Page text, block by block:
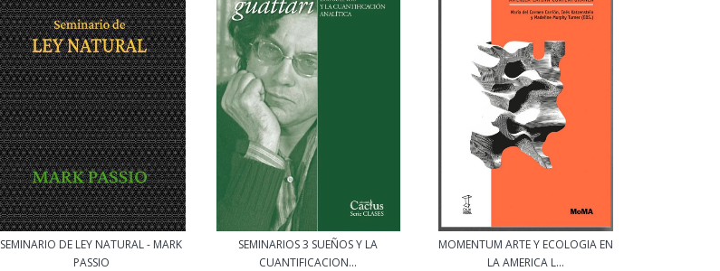
SEMINARIO DE LEY NATURAL - MARK
PASSIO
SEMINARIOS 3 SUEÑOS Y LA
CUANTIFICACION...
MOMENTUM ARTE Y ECOLOGIA EN
LA AMERICA L...